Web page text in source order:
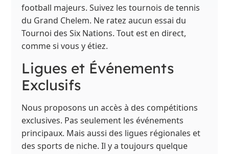
football majeurs. Suivez les tournois de tennis
du Grand Chelem. Ne ratez aucun essai du
Tournoi des Six Nations. Tout est en direct,
comme si vous y étiez.
Ligues et Événements
Exclusifs
Nous proposons un accès à des compétitions
exclusives. Pas seulement les événements
principaux. Mais aussi des ligues régionales et
des sports de niche. Il y a toujours quelque